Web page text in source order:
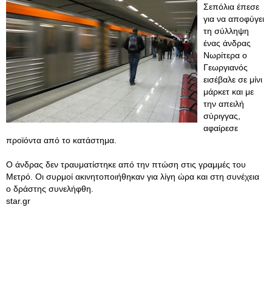
Σεπόλια έπεσε
για να αποφύγει
τη σύλληψη
ένας άνδρας
Νωρίτερα ο
Γεωργιανός
εισέβαλε σε μίνι
μάρκετ και με
την απειλή
σύριγγας,
αφαίρεσε
προϊόντα από το κατάστημα.
Ο άνδρας δεν τραυματίστηκε από την πτώση στις γραμμές του
Μετρό. Οι συρμοί ακινητοποιήθηκαν για λίγη ώρα και στη συνέχεια
ο δράστης συνελήφθη.
star.gr